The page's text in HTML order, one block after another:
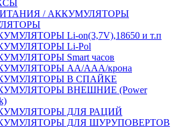
/ АККУМУЛЯТОРЫ
Li-on(3,7V),18650 и т.п
Li-Pol
Smart часов
АА/ААА/крона
В СПАЙКЕ
ВНЕШНИЕ (Power
ДЛЯ РАЦИЙ
ДЛЯ ШУРУПОВЕРТОВ